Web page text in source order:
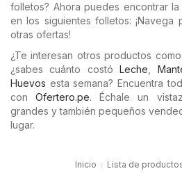
folletos? Ahora puedes encontrar
en los siguientes folletos:
otras ofertas!
¿Te interesan otros productos como
¿sabes cuánto costóLeche
Huevos esta semana? Encuentra
conOfertero.pe. Échale un
grandes y también pequeños
lugar.
Inicio Lista de